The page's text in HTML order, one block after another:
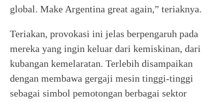
global. Make Argentina great again,” teriaknya.
Teriakan, provokasi ini jelas berpengaruh pada
mereka yang ingin keluar dari kemiskinan, dari
kubangan kemelaratan. Terlebih disampaikan
dengan membawa gergaji mesin tinggi-tinggi
sebagai simbol pemotongan berbagai sektor